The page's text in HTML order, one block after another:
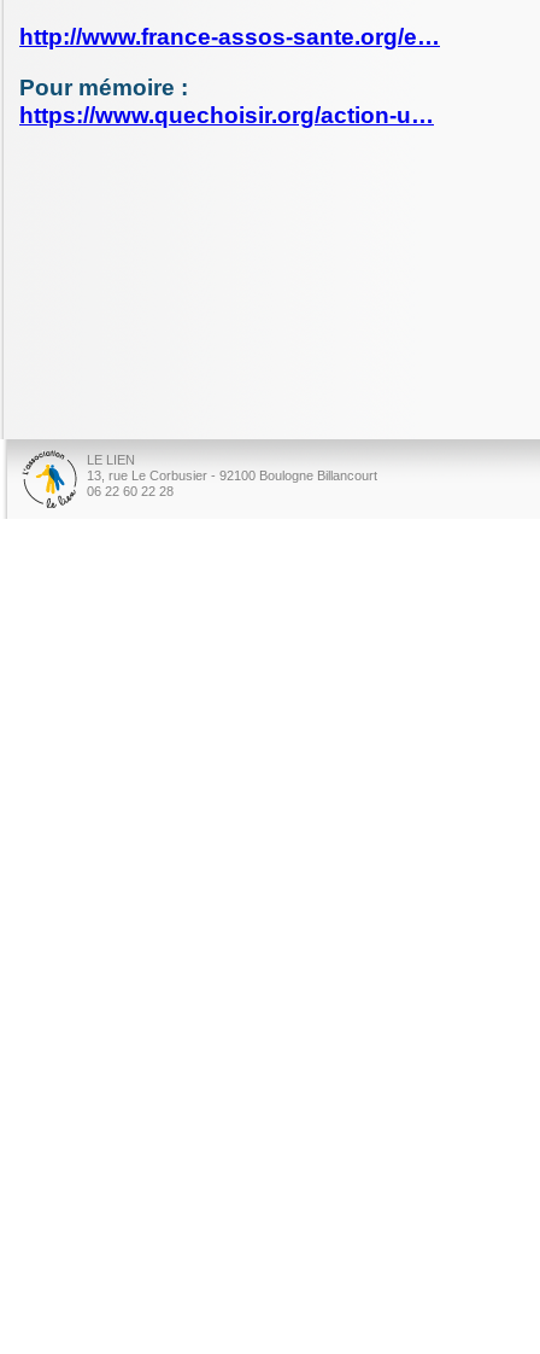
http://www.france-assos-sante.org/e…
Pour mémoire :
https://www.quechoisir.org/action-u…
LE LIEN
13, rue Le Corbusier - 92100 Boulogne Billancourt
06 22 60 22 28